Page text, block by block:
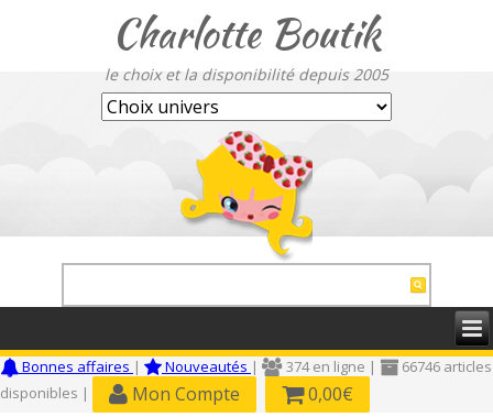
Charlotte Boutik
le choix et la disponibilité depuis 2005
Bonnes affaires | Nouveautés | 374 en ligne |
66746 articles
disponibles |
Mon Compte 0,00€